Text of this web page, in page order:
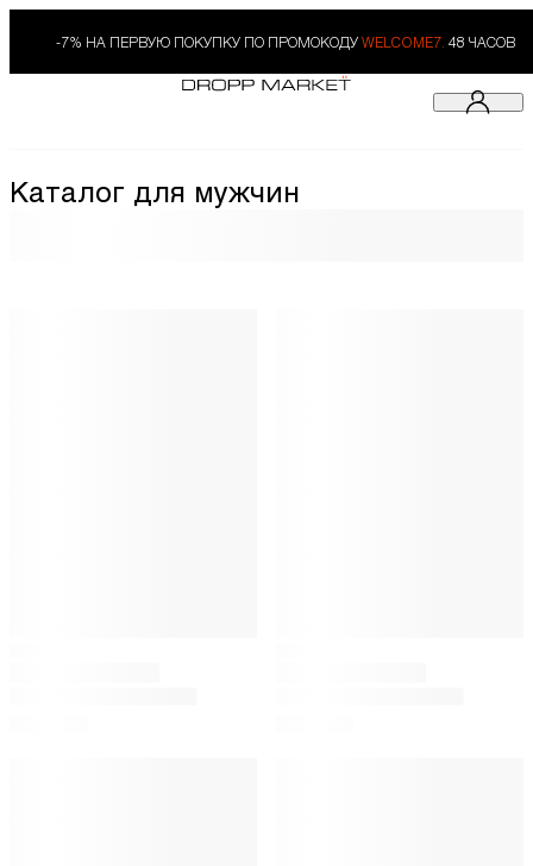
-7% НА ПЕРВУЮ ПОКУПКУ ПО ПРОМОКОДУ WELCOME7. 48 ЧАСОВ
Каталог для мужчин